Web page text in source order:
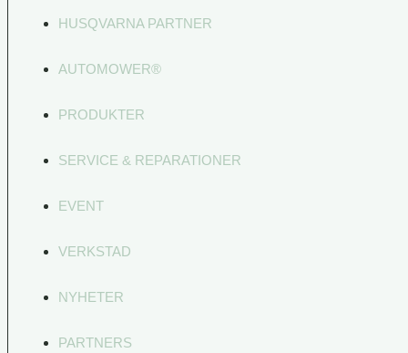
HUSQVARNA PARTNER
AUTOMOWER®
PRODUKTER
SERVICE & REPARATIONER
EVENT
VERKSTAD
NYHETER
PARTNERS